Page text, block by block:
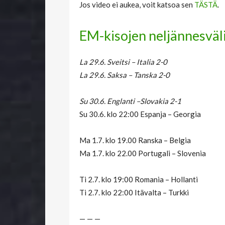
Jos video ei aukea, voit katsoa sen TÄSTÄ.
EM-kisojen
La 29.6. Sveitsi – Italia 2-0
La 29.6. Saksa – Tanska 2-0
Su 30.6. Englanti –Slovakia 2-1
Su 30.6. klo 22:00 Espanja – Georgia
Ma 1.7. klo 19.00 Ranska – Belgia
Ma 1.7. klo 22.00 Portugali – Slovenia
Ti 2.7. klo 19:00 Romania – Hollanti
Ti 2.7. klo 22:00 Itävalta – Turkki
— — —